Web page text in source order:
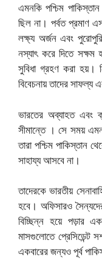
এমনকি পশ্চিম
ছিল না। পর্বত প্রমাণ
লক্ষ্য অর্জন এবং
নস্যাৎ করে দিতে
সুবিধা গ্রহণ করা হয়।
বিবেচনায় তাদের
ভারতের অব্যাহত এবং
সীমান্তে । সে সময়
তারা পশ্চিম পাকিস্তান
সাহায্য আসবে না।
তাদেরকে ভারতীয়
হবে। অফিসারও
বিচ্ছিন্ন হয়ে পড়ার
মাসগুলোতে প্রেসিডেন্ট
একবারের জন্যও পূর্ব